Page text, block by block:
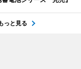
っと見る